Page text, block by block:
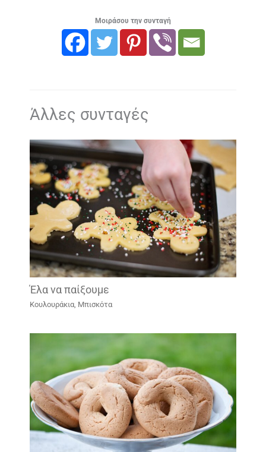
Μοιράσου την συνταγή
Άλλες συνταγές
Έλα να παίξουμε
Κουλουράκια, Μπισκότα